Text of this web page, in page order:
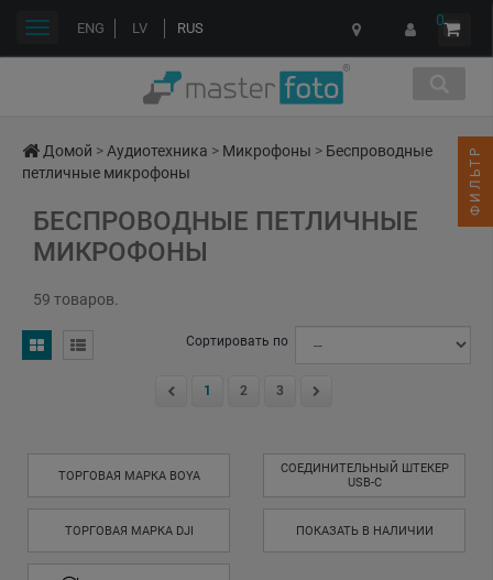
ENG LV RUS 0
Переключить
Домой >Аудиотехника > Микрофоны > Беспроводные
петличные микрофоны
БЕСПРОВОДНЫЕ ПЕТЛИЧНЫЕ
МИКРОФОНЫ
59 товаров.
Сортировать по
1 2 3
ТОРГОВАЯ МАРКА BOYA
СОЕДИНИТЕЛЬНЫЙ ШТЕКЕР
USB-C
ТОРГОВАЯ МАРКА DJI ПОКАЗАТЬ В НАЛИЧИИ
ФИЛЬТР